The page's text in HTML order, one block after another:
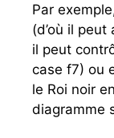
Par
(d’où il
il peut
case f7) ou
le Roi noir
diagramme